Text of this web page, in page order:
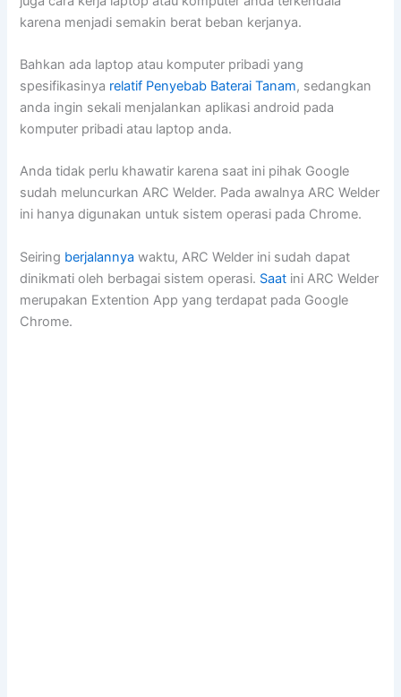
karena menjadi semakin berat beban kerjanya.
Bahkan ada laptop atau komputer pribadi yang
spesifikasinya relatif Penyebab Baterai Tanam, sedangkan
anda ingin sekali menjalankan aplikasi android pada
komputer pribadi atau laptop anda.
Anda tidak perlu khawatir karena saat ini pihak Google
sudah meluncurkan ARC Welder. Pada awalnya ARC Welder
ini hanya digunakan untuk sistem operasi pada Chrome.
Seiring berjalannya waktu, ARC Welder ini sudah dapat
dinikmati oleh berbagai sistem operasi. Saat ini ARC Welder
merupakan Extention App yang terdapat pada Google
Chrome.